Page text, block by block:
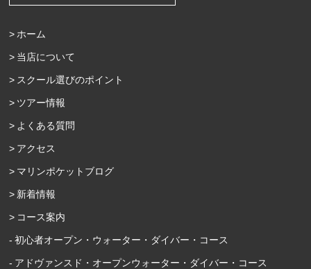
ホーム
当店について
スクール選びのポイント
ツアー情報
よくある質問
アクセス
マリンポケットブログ
新着情報
コース案内
初心者オープン・ウォーター・ダイバー・コース
アドヴァンスド・オープンウォーター・ダイバー・コース